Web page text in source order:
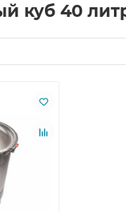
куб 40